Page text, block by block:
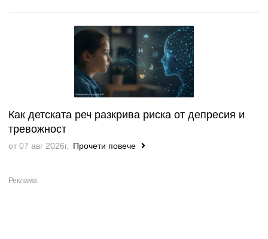
Как детската реч разкрива риска от депресия и
тревожност
от 07 авг 2026г. Прочети повече